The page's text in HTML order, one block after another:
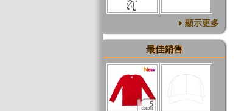
顯示更多
最佳銷售